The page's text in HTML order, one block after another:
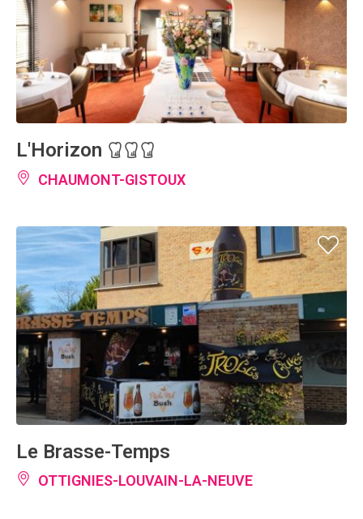
L'Horizon
CHAUMONT-GISTOUX
Le Brasse-Temps
OTTIGNIES-LOUVAIN-LA-NEUVE